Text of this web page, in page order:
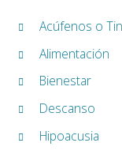
Acúfenos o
Alimentación
Bienestar
Descanso
Hipoacusia